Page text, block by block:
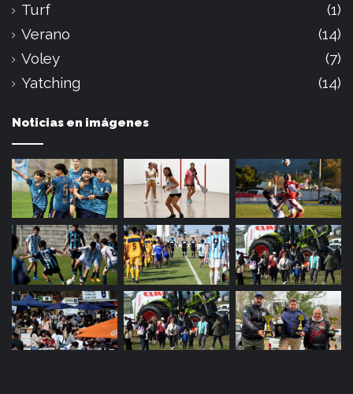
Turf
(1)
Verano
(14)
Voley
(7)
Yatching
(14)
Noticias en imágenes